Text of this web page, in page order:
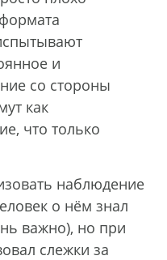
и
со стороны
как
что только
наблюдение
о нём знал
важно), но при
слежки за